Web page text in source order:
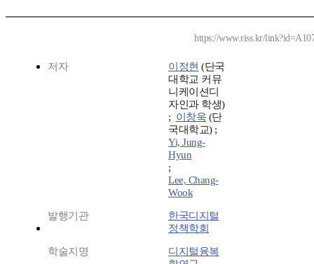
https://www.riss.kr/
저자 이정현 (단국
대학교 커뮤
니케이션디
자인과 학생)
; 이창욱 (단
국대학교) ;
Yi, Jung-
Hyun
;
Lee, Chang-
Wook
발행기관
한국디지털
정책학회
학술지명
디지털융복